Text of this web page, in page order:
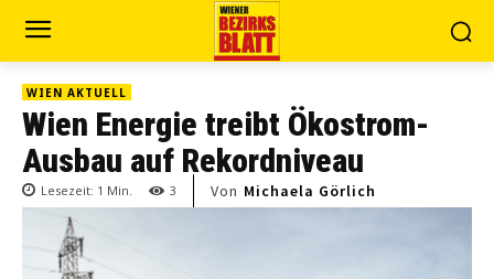
WIEN AKTUELL
Wien Energie treibt Ökostrom-
Ausbau auf Rekordniveau
Lesezeit: 1 Min. 3 Von Michaela Görlich